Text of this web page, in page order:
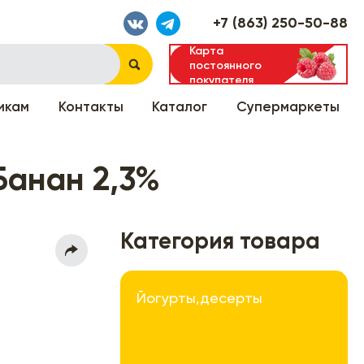
+7 (863) 250-50-88
Карта
постоянного
покупателя
Контакты Каталог Супермаркеты
2,3%
Категория товара
Йогурты,десерты